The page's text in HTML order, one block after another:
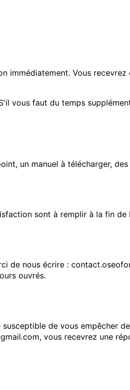
immédiatement. Vous recevrez
vous faut du temps
un manuel à télécharger,
sont à remplir à la fin de
de nous écrire :
ouvrés.
de vous empêcher
vous recevrez une